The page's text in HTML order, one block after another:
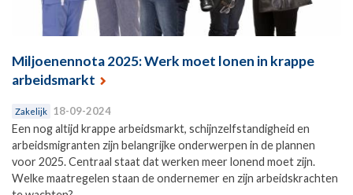
Miljoenennota 2025: Werk moet lonen in krappe
arbeidsmarkt
Zakelijk 18-09-2024
Een nog altijd krappe arbeidsmarkt, schijnzelfstandigheid en
arbeidsmigranten zijn belangrijke onderwerpen in de plannen
voor 2025. Centraal staat dat werken meer lonend moet zijn.
Welke maatregelen staan de ondernemer en zijn arbeidskrachten